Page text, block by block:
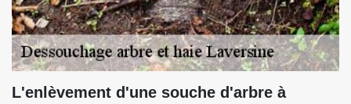
L'enlèvement d'une souche d'arbre à